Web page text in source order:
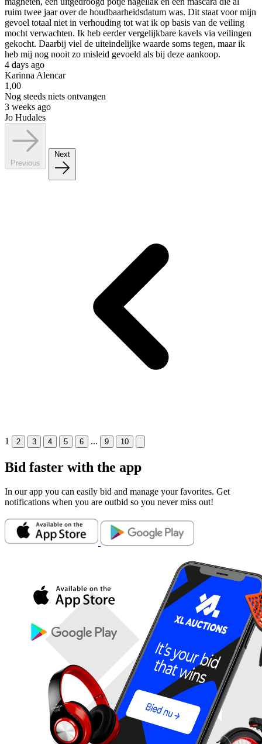
ruim twee jaar over de houdbaarheidsdatum was. Dit staat voor mijn
gevoel totaal niet in verhouding tot wat ik op basis van de veiling
mocht verwachten. Ik heb eerder vergelijkbare kavels via veilingen
gekocht. Daarbij viel de uiteindelijke waarde soms tegen, maar ik
heb mij nog nooit zo misleid gevoeld als bij deze aankoop.
4 days ago
Karinna Alencar
1,00
Nog steeds niets ontvangen
3 weeks ago
Jo Hudales
Previous
Next
1 2 3 4 5 6 ... 9 10
Bid faster with the app
In our app you can easily bid and manage yourfavorites. Get
notifications when you are outbid so you never miss out!